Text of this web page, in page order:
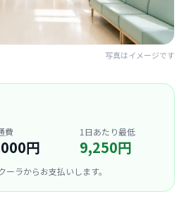
写真はイメージです
費
円
1日あたり最低
9,250円
ラからお支払いします。